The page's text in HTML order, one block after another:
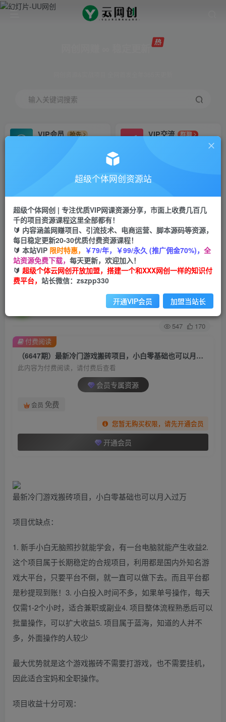
输入关键词搜索
VIP会员
抢先
VIP交流
群聊
研究探讨更多创业项目路子。
会员专属推广链接
招募站长
挂机
项目
脚本卡密
APP下载
GO
首页 创业课程 会员专属 正文
（6647期）最新冷门游戏搬砖项目，小白零基础
也可以月入过万（附教程+软件）
关注 私信
547 170
（6647期）最新冷门游戏搬砖项目，小白零基础也可以月入过万（附教程+软件）
此内容为付费阅读，请付费后查看
会员专属资源
会员 免费
您暂无购买权限，请先开通会员
开通会员
付费阅读
最新冷门游戏搬砖项目，小白零基础也可以月入过万
项目优缺点：
1. 新手小白无脑照抄就能学会，有一台电脑就能产生收益2.
这个项目属于长期稳定的合规项目，利用都是国内外知名游
戏大平台，只要平台不倒，就一直可以做下去。而且平台都
是秒提现到账！3. 小白投入时间不多，如果单号操作，每天
仅需1-2个小时，适合兼职或副业4. 项目整体流程熟悉后可以
批量操作，可以扩大收益5. 项目属于蓝海，知道的人并不
多，外面操作的人较少
最大优势就是这个游戏搬砖不需要打游戏，也不需要挂机，
因此适合宝妈和全职操作。
项目收益十分可观：
超级个体网创资源站
超级个体网创 | 专注优质VIP网课资源分享，市面上收费几百几
千的项目资源课程这里全部都有！
🔰 内容涵盖网赚项目、引流技术、电商运营、脚本源码等资源，
每日稳定更新20-30优质付费资源课程！
🔰 本站VIP 限时特惠， ￥79/年，￥99/永久 (推广佣金70%)， 全
站资源免费下载， 每天更新，欢迎加入！
🔰 超级个体云网创开放加盟，搭建一个和XXX网创一样的知识付
费平台， 站长微信：zszpp330
开通VIP会员 加盟当站长